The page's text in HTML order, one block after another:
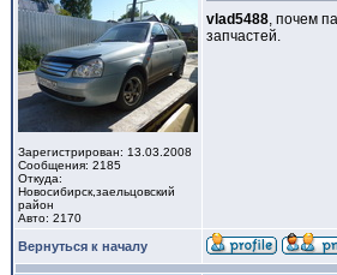
Зарегистрирован: 13.03.2008
Сообщения: 2185
Откуда:
Новосибирск,заельцовский
район
Авто: 2170
vlad5488, почем
запчастей.
Вернуться к началу